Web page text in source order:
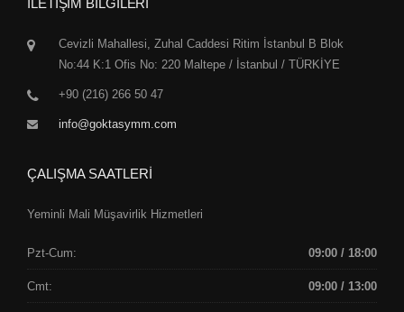
Cevizli Mahallesi, Zuhal Caddesi Ritim İstanbul B Blok
No:44 K:1 Ofis No: 220 Maltepe / İstanbul / TÜRKİYE
+90 (216) 266 50 47
info@goktasymm.com
ÇALIŞMA SAATLERİ
Yeminli Mali Müşavirlik Hizmetleri
Pzt-Cum: 09:00 / 18:00
Cmt: 09:00 / 13:00